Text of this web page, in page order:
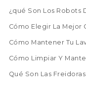
¿qué Son Los Robots
Cómo Elegir La Mejor
Cómo Mantener Tu
Cómo Limpiar Y
Qué Son Las Freidoras